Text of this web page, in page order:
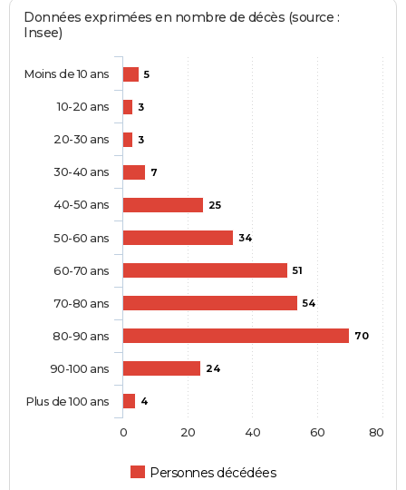
Données exprimées en nombre de décès (source :
Insee)
5
3
3
7
25
34
51
54
70
24
4
Personnes décédées
Moins de 10 ans
10-20 ans
20-30 ans
30-40 ans
40-50 ans
50-60 ans
60-70 ans
70-80 ans
80-90 ans
90-100 ans
Plus de 100 ans
0 20 40 60 80